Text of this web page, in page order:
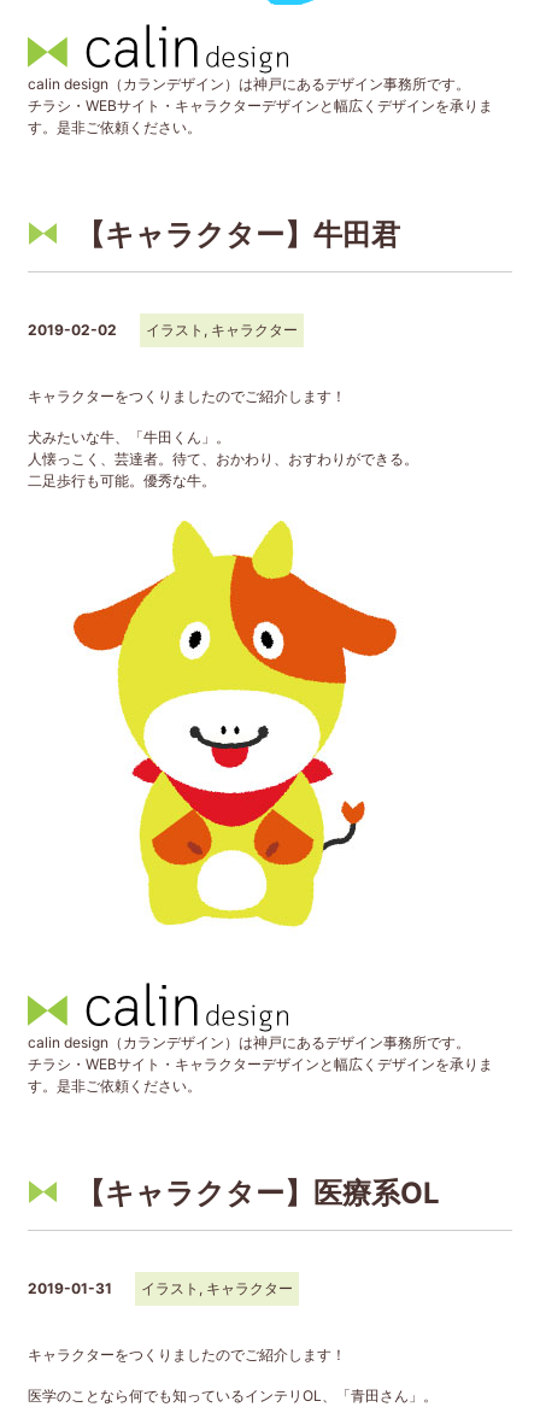
calin design（カランデザイン）は神戸にあるデザイン事務所です。
チラシ・WEBサイト・キャラクターデザインと幅広くデザインを承りま
す。是非ご依頼ください。
【キャラクター】牛田君
2019-02-02 イラスト , キャラクター
キャラクターをつくりましたのでご紹介します！
犬みたいな牛、「牛田くん」。
人懐っこく、芸達者。待て、おかわり、おすわりができる。
二足歩行も可能。優秀な牛。
calin design（カランデザイン）は神戸にあるデザイン事務所です。
チラシ・WEBサイト・キャラクターデザインと幅広くデザインを承りま
す。是非ご依頼ください。
【キャラクター】医療系OL
2019-01-31 イラスト , キャラクター
キャラクターをつくりましたのでご紹介します！
医学のことなら何でも知っているインテリOL、「青田さん」。